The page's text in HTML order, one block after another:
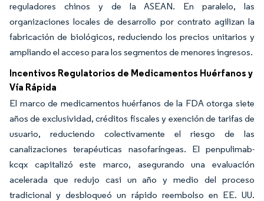
reguladores chinos y de la ASEAN. En paralelo, las
organizaciones locales de desarrollo por contrato agilizan la
fabricación de biológicos, reduciendo los precios unitarios y
ampliando el acceso para los segmentos de menores ingresos.
Incentivos Regulatorios de Medicamentos Huérfanos y
Vía Rápida
El marco de medicamentos huérfanos de la FDA otorga siete
años de exclusividad, créditos fiscales y exención de tarifas de
usuario, reduciendo colectivamente el riesgo de las
canalizaciones terapéuticas nasofaríngeas. El penpulimab-
kcqx capitalizó este marco, asegurando una evaluación
acelerada que redujo casi un año y medio del proceso
tradicional y desbloqueó un rápido reembolso en EE. UU.